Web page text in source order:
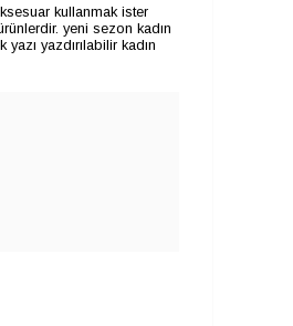
kullanmak ister
yeni sezon kadın
yazdırılabilir kadın